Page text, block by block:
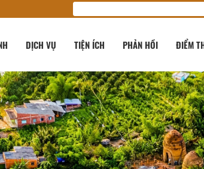
DỊCH VỤ TIỆN ÍCH PHẢN HỒI ĐIỂM